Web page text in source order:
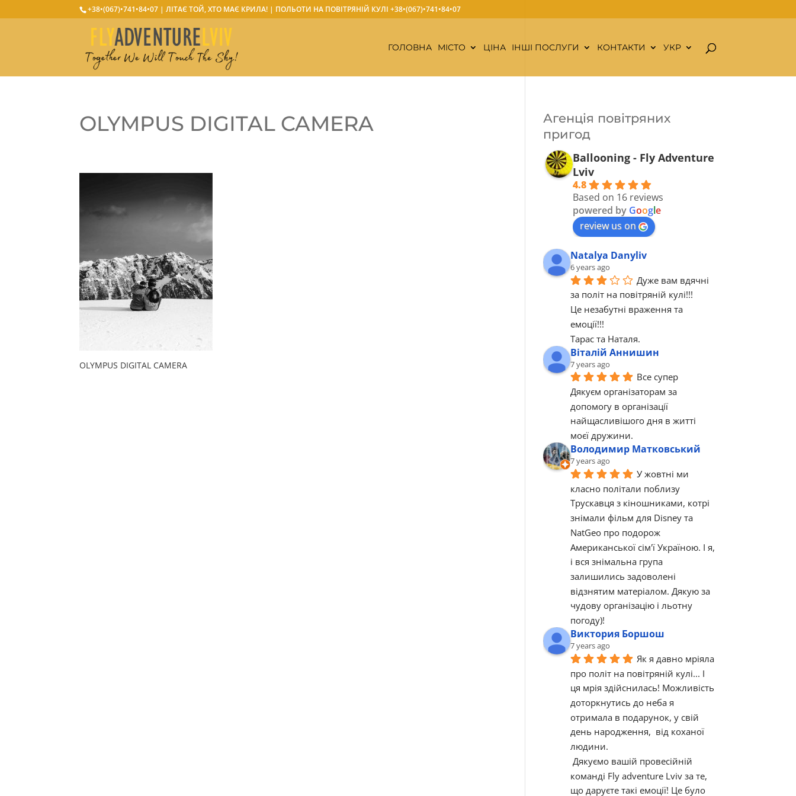
+38•(067)•741•84•07 | ЛІТАЄ ТОЙ, ХТО МАЄ КРИЛА! | ПОЛЬОТИ НА ПОВІТРЯНІЙ КУЛІ+38•(067)•741•84•07
ГОЛОВНА МІСТО ЦІНА ІНШІ ПОСЛУГИ КОНТАКТИ УКР
OLYMPUS DIGITAL CAMERA
OLYMPUS DIGITAL CAMERA
Агенція повітряних
пригод
Ballooning - Fly Adventure
Lviv
4.8
Based on 16 reviews
powered by Google
review us on
Natalya Danyliv
6 years ago
Дуже вам вдячні
за політ на повітряній кулі!!!
Це незабутні враження та
емоції!!!
Тарас та Наталя.
Віталій Аннишин
7 years ago
Все супер
Дякуєм організаторам за
допомогу в організації
найщасливішого дня в житті
моєї дружини.
Володимир Матковський
7 years ago
У жовтні ми
класно політали поблизу
Трускавця з кіношниками, котрі
знімали фільм для Disney та
NatGeo про подорож
Американської сім'ї Україною. І я,
і вся знімальна група
залишились задоволені
відзнятим матеріалом. Дякую за
чудову організацію і льотну
погоду)!
Виктория Боршош
7 years ago
Як я давно мріяла
про політ на повітряній кулі... І
ця мрія здійснилась! Можливість
доторкнутись до неба я
отримала в подарунок, у свій
день народження,  від коханої
людини.
Дякуємо вашій провесійній
команді Fly adventure Lviv за те,
що даруєте такі емоції! Це було